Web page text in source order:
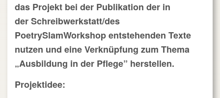
das Projekt bei der Publikation der in
der Schreibwerkstatt/des
PoetrySlamWorkshop entstehenden Texte
nutzen und eine Verknüpfung zum Thema
„Ausbildung in der Pflege” herstellen.
Projektidee: